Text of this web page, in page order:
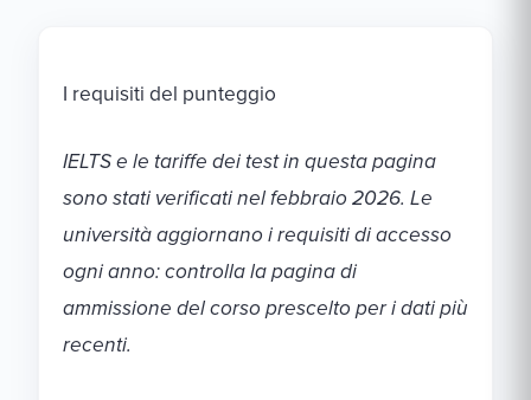
I requisiti del punteggio
IELTS e le tariffe dei test in questa pagina
sono stati verificati nel febbraio 2026. Le
università aggiornano i requisiti di accesso
ogni anno: controlla la pagina di
ammissione del corso prescelto per i dati più
recenti.